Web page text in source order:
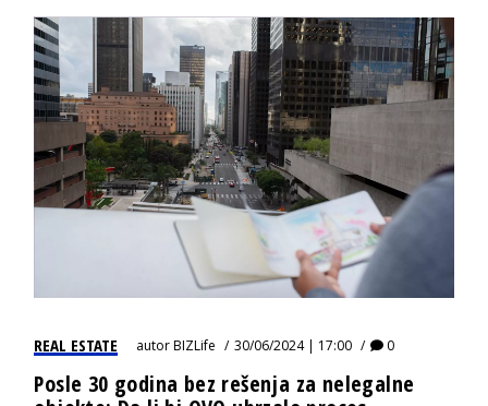
REAL ESTATE autorBIZLife 30/06/2024 | 17:00 0
Posle 30 godina bez rešenja za nelegalne